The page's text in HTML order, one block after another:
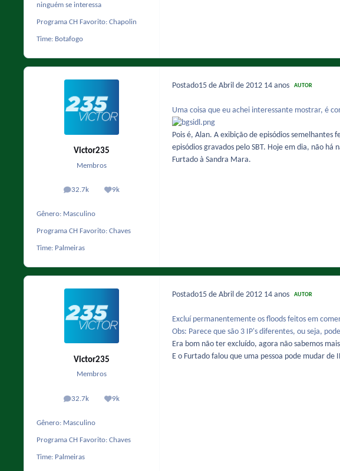
ninguém se interessa
Programa CH Favorito: Chapolin
Time: Botafogo
Victor235
Membros
32.7k
posts 9k
Reputação
Gênero: Masculino
Programa CH Favorito: Chaves
Time: Palmeiras
Postado15 de Abril de 2012 14 anos AUTOR
Uma coisa que eu achei interessante mostrar, é
Pois é, Alan. A exibição de episódios semelhantes
episódios gravados pelo SBT. Hoje em dia, não
Furtado à Sandra Mara.
Victor235
Membros
32.7k
posts 9k
Reputação
Gênero: Masculino
Programa CH Favorito: Chaves
Time: Palmeiras
Postado15 de Abril de 2012 14 anos AUTOR
Excluí permanentemente os floods feitos em
Obs: Parece que são 3 IP's diferentes, ou seja,
Era bom não ter excluído, agora não sabemos
E o Furtado falou que uma pessoa pode mudar de